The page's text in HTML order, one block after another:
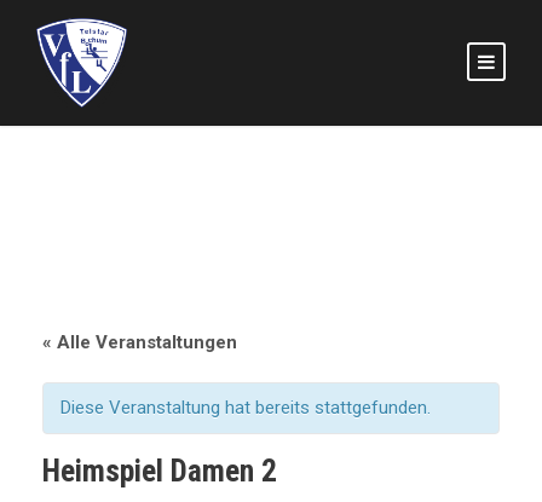
« Alle Veranstaltungen
Diese Veranstaltung hat bereits stattgefunden.
Heimspiel Damen 2